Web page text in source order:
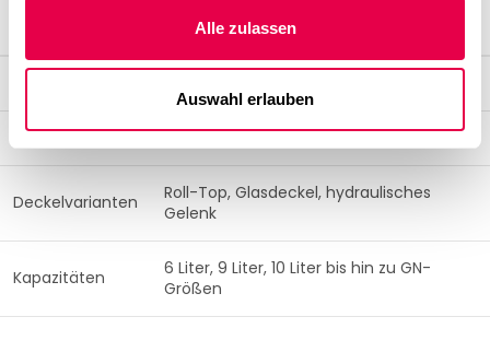
Alle zulassen
Auswahl erlauben
SPEZIFIKATION / DETAIL
Heizarten Induktion, Brennpaste oder elektrisch
Deckelvarianten
Roll-Top, Glasdeckel, hydraulisches
Gelenk
Kapazitäten
6 Liter, 9 Liter, 10 Liter bis hin zu GN-
Größen